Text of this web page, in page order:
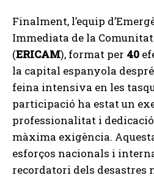
Finalment, l’equip
Immediata de la
(ERICAM), format per 40
la capital espanyola
feina intensiva en les
participació ha estat un
professionalitat i
màxima exigència.
esforços nacionals i
recordatori dels desastres